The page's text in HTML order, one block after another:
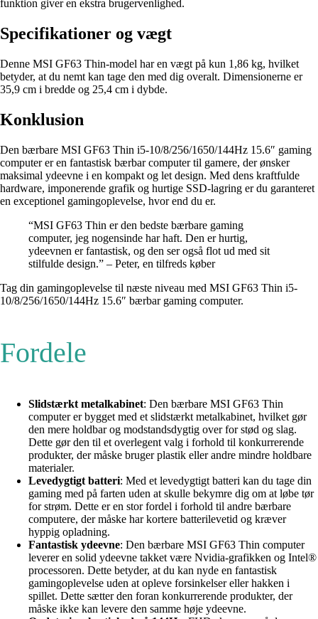
funktion giver en ekstra brugervenlighed.
Specifikationer og vægt
Denne MSI GF63 Thin-model har en vægt på kun 1,86 kg, hvilket
betyder, at du nemt kan tage den med dig overalt. Dimensionerne er
35,9 cm i bredde og 25,4 cm i dybde.
Konklusion
Den bærbare MSI GF63 Thin i5-10/8/256/1650/144Hz 15.6″ gaming
computer er en fantastisk bærbar computer til gamere, der ønsker
maksimal ydeevne i en kompakt og let design. Med dens kraftfulde
hardware, imponerende grafik og hurtige SSD-lagring er du garanteret
en exceptionel gamingoplevelse, hvor end du er.
“MSI GF63 Thin er den bedste bærbare gaming
computer, jeg nogensinde har haft. Den er hurtig,
ydeevnen er fantastisk, og den ser også flot ud med sit
stilfulde design.” – Peter, en tilfreds køber
Tag din gamingoplevelse til næste niveau med MSI GF63 Thin i5-
10/8/256/1650/144Hz 15.6″ bærbar gaming computer.
Fordele
Slidstærkt metalkabinet: Den bærbare MSI GF63 Thin
computer er bygget med et slidstærkt metalkabinet, hvilket gør
den mere holdbar og modstandsdygtig over for stød og slag.
Dette gør den til et overlegent valg i forhold til konkurrerende
produkter, der måske bruger plastik eller andre mindre holdbare
materialer.
Levedygtigt batteri: Med et levedygtigt batteri kan du tage din
gaming med på farten uden at skulle bekymre dig om at løbe tør
for strøm. Dette er en stor fordel i forhold til andre bærbare
computere, der måske har kortere batterilevetid og kræver
hyppig opladning.
Fantastisk ydeevne: Den bærbare MSI GF63 Thin computer
leverer en solid ydeevne takket være Nvidia-grafikken og Intel®
processoren. Dette betyder, at du kan nyde en fantastisk
gamingoplevelse uden at opleve forsinkelser eller hakken i
spillet. Dette sætter den foran konkurrerende produkter, der
måske ikke kan levere den samme høje ydeevne.